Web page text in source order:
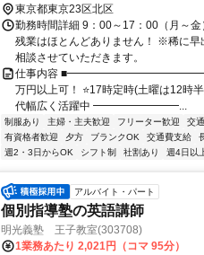
東京都東京23区北区
勤務時間詳細 9：00～17：00（月～
残業はほとんどありません！ ※稀に
相談させていただきます。
仕事内容
万円以上可！ ⭐17時定時(土曜は12時
代幅広く活躍中 ━━━━━━━━...
制服あり 主婦・主夫歓迎 フリーター歓迎 交
有資格者歓迎
夕方 ブランクOK 交通費支給
週2・3日からOK
シフト制 社割あり 週4日以
アルバイト・パート
個別指導塾の英語講師
明光義塾 王子教室(303708)
1業務あたり 2,021円（コマ 95分）